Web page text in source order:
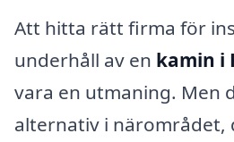
Att hitta rätt firma för
underhåll av en kamin i
vara en utmaning. Men
alternativ i närområdet,